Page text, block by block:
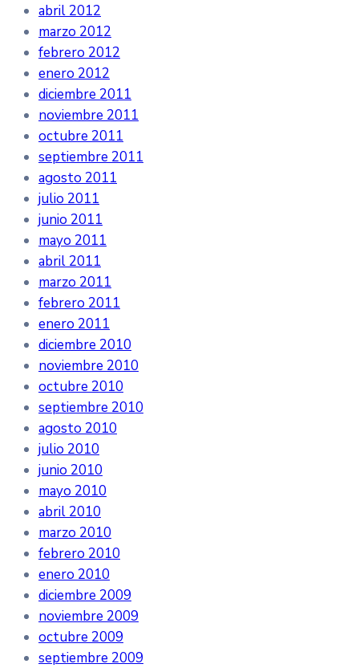
abril 2012
marzo 2012
febrero 2012
enero 2012
diciembre 2011
noviembre 2011
octubre 2011
septiembre 2011
agosto 2011
julio 2011
junio 2011
mayo 2011
abril 2011
marzo 2011
febrero 2011
enero 2011
diciembre 2010
noviembre 2010
octubre 2010
septiembre 2010
agosto 2010
julio 2010
junio 2010
mayo 2010
abril 2010
marzo 2010
febrero 2010
enero 2010
diciembre 2009
noviembre 2009
octubre 2009
septiembre 2009